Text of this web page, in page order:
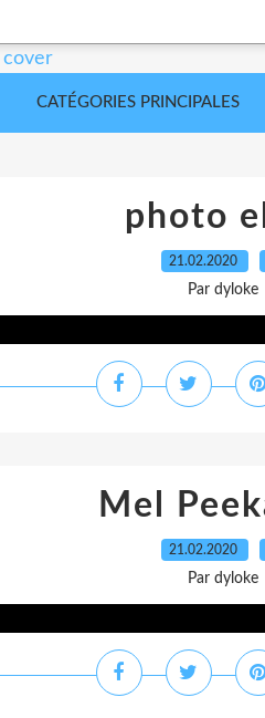
CATÉGORIES PRINCIPALES
photo
21.02.2020
Par dyloke
Mel
21.02.2020
Par dyloke